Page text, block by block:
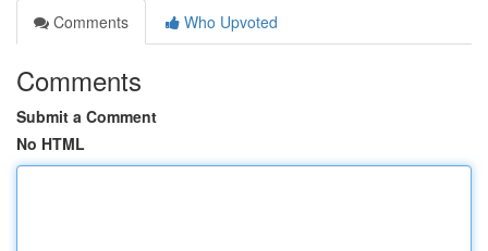
Comments
Who Upvoted
Comments
Submit a Comment
No HTML